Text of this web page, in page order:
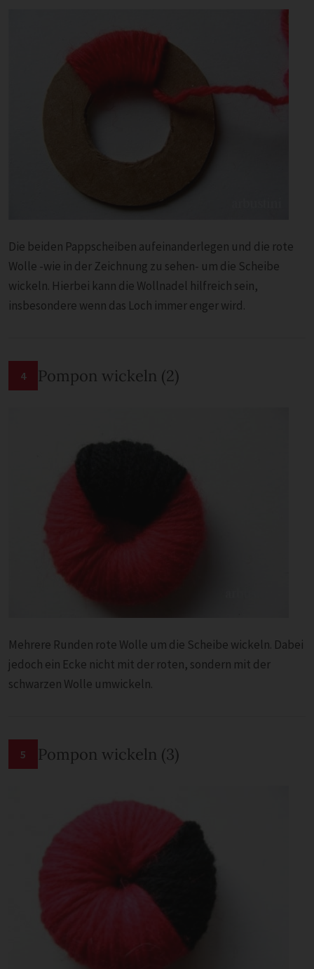
Die beiden Pappscheiben aufeinanderlegen und die rote
Wolle -wie in der Zeichnung zu sehen- um die Scheibe
wickeln. Hierbei kann die Wollnadel hilfreich sein,
insbesondere wenn das Loch immer enger wird.
4 Pompon wickeln (2)
Mehrere Runden rote Wolle um die Scheibe wickeln. Dabei
jedoch ein Ecke nicht mit der roten, sondern mit der
schwarzen Wolle umwickeln.
5 Pompon wickeln (3)